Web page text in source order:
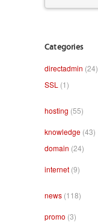
Categories
directadmin (24)
SSL (1)
hosting (55)
knowledge (43)
domain (24)
internet (9)
news (118)
promo (3)